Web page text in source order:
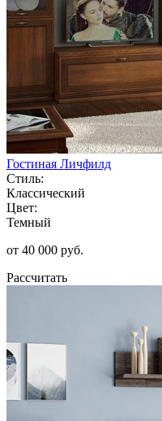
Гостиная Личфилд
Стиль:
Классический
Цвет:
Темный
от 40 000 руб.
Рассчитать